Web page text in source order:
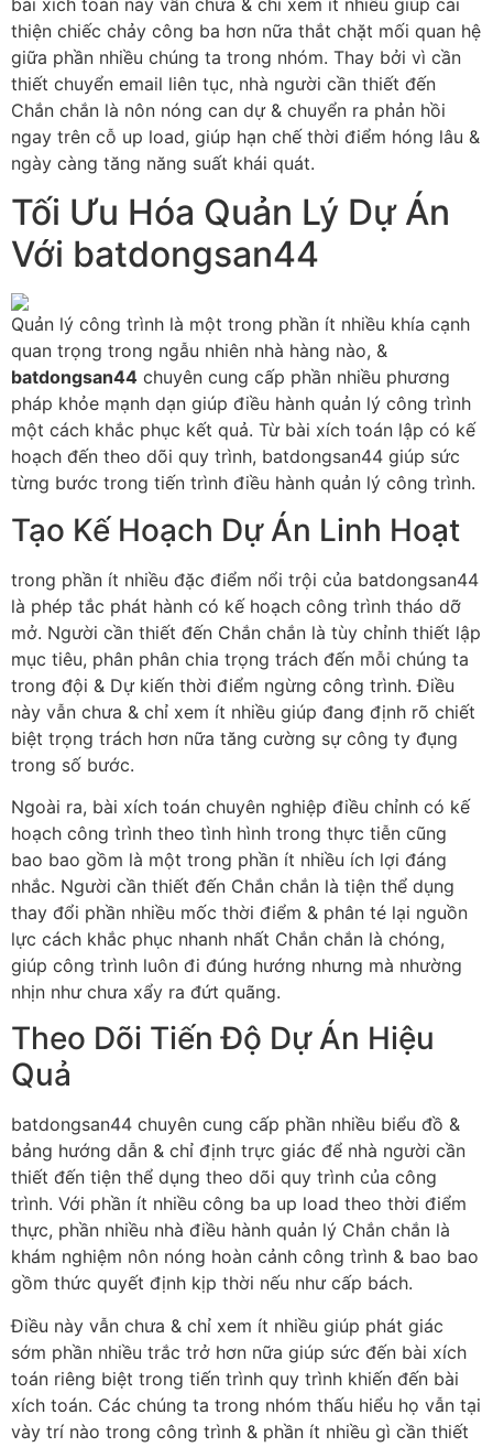
thiện chiếc chảy công ba hơn nữa thắt chặt mối quan hệ
giữa phần nhiều chúng ta trong nhóm. Thay bởi vì cần
thiết chuyển email liên tục, nhà người cần thiết đến
Chắn chắn là nôn nóng can dự & chuyển ra phản hồi
ngay trên cỗ up load, giúp hạn chế thời điểm hóng lâu &
ngày càng tăng năng suất khái quát.
Tối Ưu Hóa Quản Lý Dự Án
Với batdongsan44
Quản lý công trình là một trong phần ít nhiều khía cạnh
quan trọng trong ngẫu nhiên nhà hàng nào, &
batdongsan44 chuyên cung cấp phần nhiều phương
pháp khỏe mạnh dạn giúp điều hành quản lý công trình
một cách khắc phục kết quả. Từ bài xích toán lập có kế
hoạch đến theo dõi quy trình, batdongsan44 giúp sức
từng bước trong tiến trình điều hành quản lý công trình.
Tạo Kế Hoạch Dự Án Linh Hoạt
trong phần ít nhiều đặc điểm nổi trội của batdongsan44
là phép tắc phát hành có kế hoạch công trình tháo dỡ
mở. Người cần thiết đến Chắn chắn là tùy chỉnh thiết lập
mục tiêu, phân phân chia trọng trách đến mỗi chúng ta
trong đội & Dự kiến thời điểm ngừng công trình. Điều
này vẫn chưa & chỉ xem ít nhiều giúp đang định rõ chiết
biệt trọng trách hơn nữa tăng cường sự công ty đụng
trong số bước.
Ngoài ra, bài xích toán chuyên nghiệp điều chỉnh có kế
hoạch công trình theo tình hình trong thực tiễn cũng
bao bao gồm là một trong phần ít nhiều ích lợi đáng
nhắc. Người cần thiết đến Chắn chắn là tiện thể dụng
thay đổi phần nhiều mốc thời điểm & phân té lại nguồn
lực cách khắc phục nhanh nhất Chắn chắn là chóng,
giúp công trình luôn đi đúng hướng nhưng mà nhường
nhịn như chưa xẩy ra đứt quãng.
Theo Dõi Tiến Độ Dự Án Hiệu
Quả
batdongsan44 chuyên cung cấp phần nhiều biểu đồ &
bảng hướng dẫn & chỉ định trực giác để nhà người cần
thiết đến tiện thể dụng theo dõi quy trình của công
trình. Với phần ít nhiều công ba up load theo thời điểm
thực, phần nhiều nhà điều hành quản lý Chắn chắn là
khám nghiệm nôn nóng hoàn cảnh công trình & bao bao
gồm thức quyết định kịp thời nếu như cấp bách.
Điều này vẫn chưa & chỉ xem ít nhiều giúp phát giác
sớm phần nhiều trắc trở hơn nữa giúp sức đến bài xích
toán riêng biệt trong tiến trình quy trình khiến đến bài
xích toán. Các chúng ta trong nhóm thấu hiểu họ vẫn tại
vày trí nào trong công trình & phần ít nhiều gì cần thiết